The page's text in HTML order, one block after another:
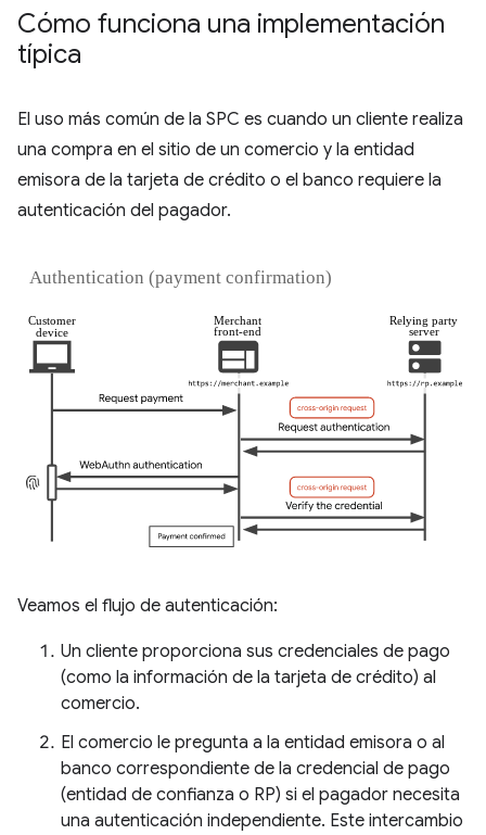
Cómo funciona una implementación
típica
El uso más común de la SPC es cuando un cliente realiza
una compra en el sitio de un comercio y la entidad
emisora de la tarjeta de crédito o el banco requiere la
autenticación del pagador.
Veamos el flujo de autenticación:
Un cliente proporciona sus credenciales de pago
(como la información de la tarjeta de crédito) al
comercio.
El comercio le pregunta a la entidad emisora o al
banco correspondiente de la credencial de pago
(entidad de confianza o RP) si el pagador necesita
una autenticación independiente. Este intercambio